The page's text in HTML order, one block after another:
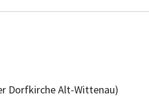
Dorfkirche Alt-Wittenau)